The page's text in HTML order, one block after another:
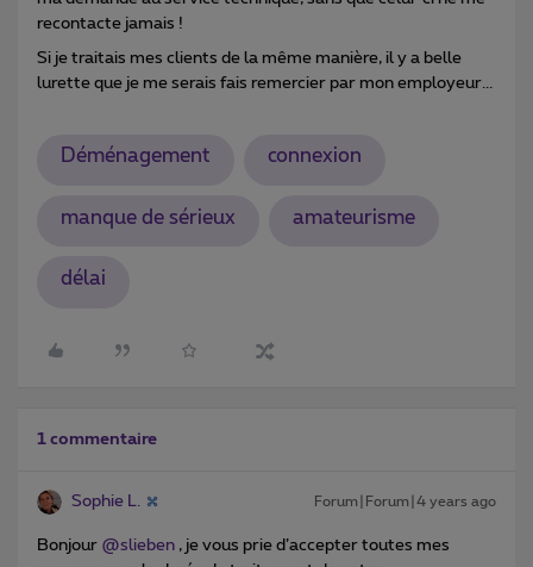
recontacte jamais !
Si je traitais mes clients de la même manière, il y a belle
lurette que je me serais fais remercier par mon employeur...
Déménagement connexion
manque de sérieux amateurisme
délai
1 commentaire
Sophie L. Forum|Forum|4 years ago
Bonjour @slieben , je vous prie d’accepter toutes mes